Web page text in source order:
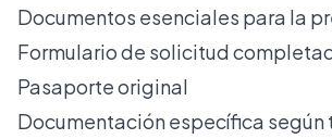
Documentos esenciales para la
Formulario de solicitud
Pasaporte original
Documentación específica según